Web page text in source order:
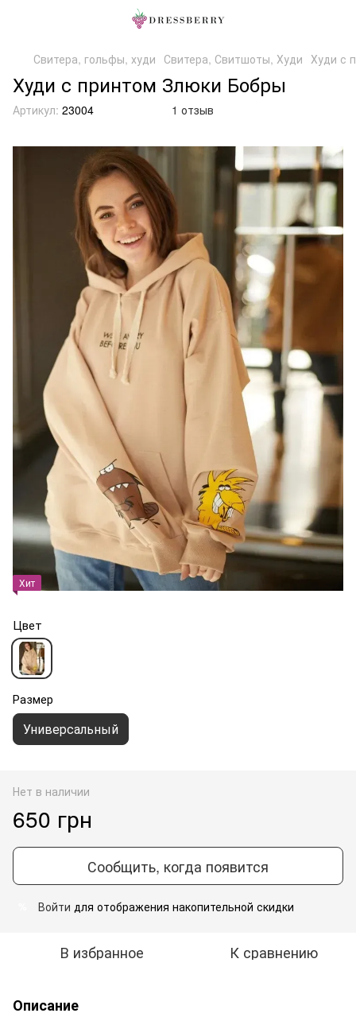
Свитера, гольфы, худи Свитера, Свитшоты, Худи Худи с
Худи с принтом Злюки Бобры
Артикул: 23004 1 отзыв
Хит
Цвет
Размер
Универсальный
Нет в наличии
650 грн
Сообщить, когда появится
Войти для отображения накопительной скидки
В избранное К сравнению
Описание